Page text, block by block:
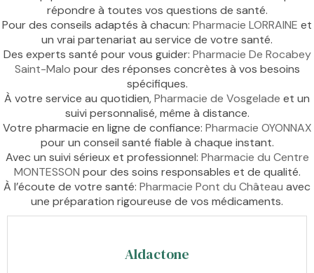
répondre à toutes vos questions de santé.
Pour des conseils adaptés à chacun: Pharmacie LORRAINE et
un vrai partenariat au service de votre santé.
Des experts santé pour vous guider: Pharmacie De Rocabey
Saint-Malo pour des réponses concrètes à vos besoins
spécifiques.
À votre service au quotidien,Pharmacie de Vosgelade et un
suivi personnalisé, même à distance.
Votre pharmacie en ligne de confiance: Pharmacie OYONNAX
pour un conseil santé fiable à chaque instant.
Avec un suivi sérieux et professionnel: Pharmacie du Centre
MONTESSON pour des soins responsables et de qualité.
À l’écoute de votre santé: Pharmacie Pont du Château avec
une préparation rigoureuse de vos médicaments.
Aldactone